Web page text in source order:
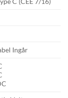
Ingår